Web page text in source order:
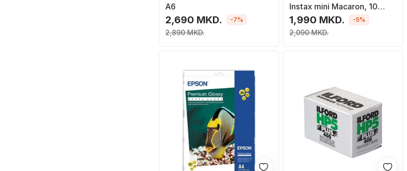
A6
2,690 MKD.
2,890 MKD.
-7%
Instax mini Macaron, 10
copë
1,990 MKD.
2,090 MKD.
-5%